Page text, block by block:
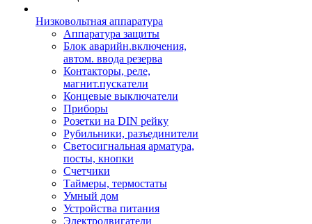
Низковольтная аппаратура
Аппаратура защиты
Блок аварийн.включения,
автом. ввода резерва
Контакторы, реле,
магнит.пускатели
Концевые выключатели
Приборы
Розетки на DIN рейку
Рубильники, разъединители
Светосигнальная арматура,
посты, кнопки
Счетчики
Таймеры, термостаты
Умный дом
Устройства питания
Электродвигатели